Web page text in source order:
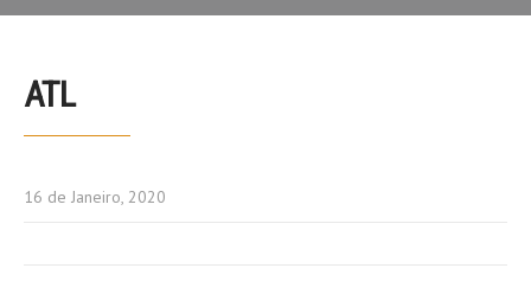
ATL
16 de Janeiro, 2020